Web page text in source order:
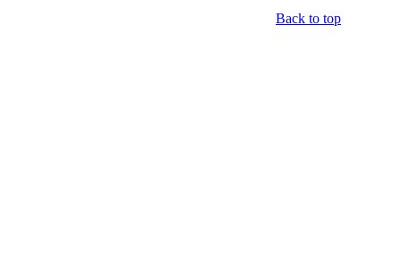
Back to top